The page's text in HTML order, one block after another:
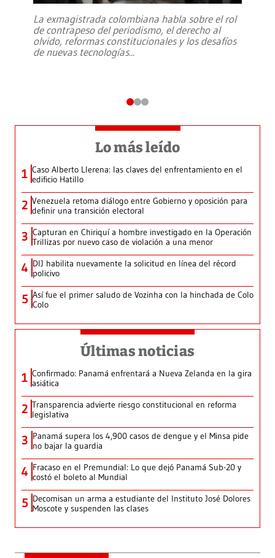
La exmagistrada colombiana habla sobre el rol
de contrapeso del periodismo, el derecho al
olvido, reformas constitucionales y los desafíos
de nuevas tecnologías...
Lo más leído
1 Caso Alberto Llerena: las claves del enfrentamiento en el
edificio Hatillo
2 Venezuela retoma diálogo entre Gobierno y oposición para
definir una transición electoral
3 Capturan en Chiriquí a hombre investigado en la Operación
Trillizas por nuevo caso de violación a una menor
4 DIJ habilita nuevamente la solicitud en línea del récord
policivo
5 Así fue el primer saludo de Vozinha con la hinchada de Colo
Colo
Últimas noticias
1 Confirmado: Panamá enfrentará a Nueva Zelanda en la gira
asiática
2 Transparencia advierte riesgo constitucional en reforma
legislativa
3 Panamá supera los 4,900 casos de dengue y el Minsa pide
no bajar la guardia
4 Fracaso en el Premundial: Lo que dejó Panamá Sub-20 y
costó el boleto al Mundial
5 Decomisan un arma a estudiante del Instituto José Dolores
Moscote y suspenden las clases